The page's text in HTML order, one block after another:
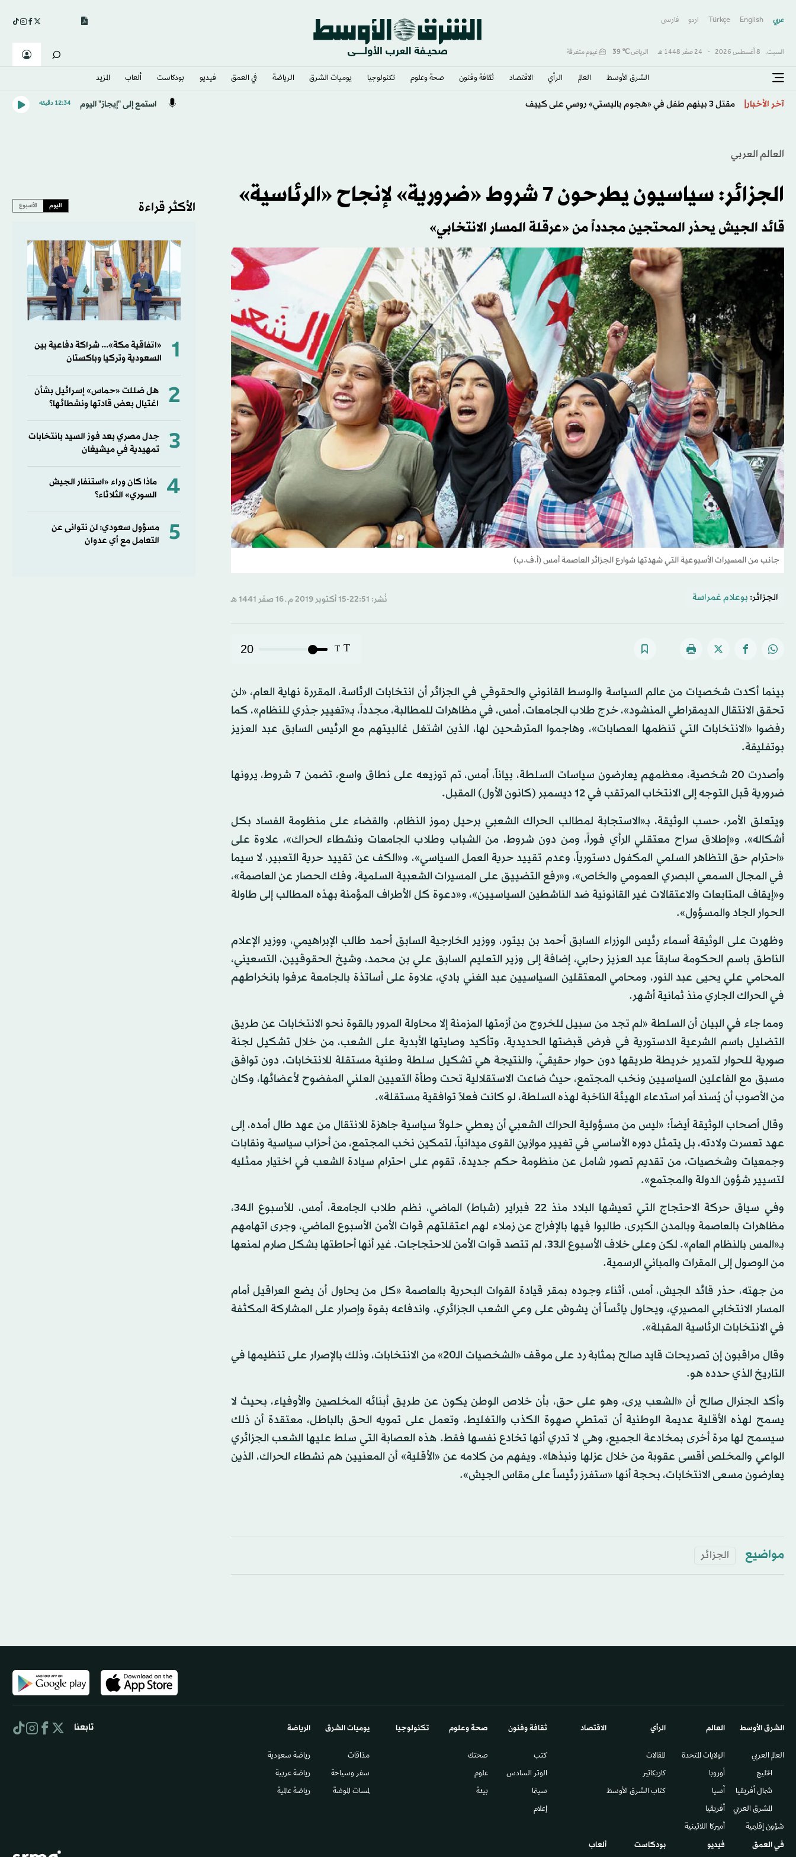
عربي English
Türkçe اردو فارسى
السبت, 8 أغسطس 2026 - 24 صفَر 1448 هـ الرياض℃
39 غيوم متفرقة
الشرق الأوسط​ العالم الرأي الاقتصاد ثقافة وفنون صحة وعلوم تكنولوجيا يوميات الشرق​ الرياضة في العمق فيديو بودكاست ألعاب المزيد
آخر الأخبار كولومبيا تتحول لليمين وتنصّب حليف ترمب «دي لا إسبرييا» رئيساً استمع إلى "إيجاز" اليوم 12:34 دقيقه
العالم العربي
الجزائر: سياسيون يطرحون 7 شروط «ضرورية» لإنجاح «الرئاسية»
قائد الجيش يحذر المحتجين مجدداً من «عرقلة المسار الانتخابي»
جانب من المسيرات الأسبوعية التي شهدتها شوارع الجزائر العاصمة أمس (أ.ف.ب)
الجزائر: بوعلام غمراسة نُشر: 22:51-15 أكتوبر 2019 م ـ 16 صفَر 1441 هـ
T
T
20
بينما أكدت شخصيات من عالم السياسة والوسط القانوني والحقوقي في الجزائر أن انتخابات الرئاسة، المقررة نهاية العام، «لن
تحقق الانتقال الديمقراطي المنشود»، خرج طلاب الجامعات، أمس، في مظاهرات للمطالبة، مجدداً، بـ«تغيير جذري للنظام»، كما
رفضوا «الانتخابات التي تنظمها العصابات»، وهاجموا المترشحين لها، الذين اشتغل غالبيتهم مع الرئيس السابق عبد العزيز
بوتفليقة.
وأصدرت 20 شخصية، معظمهم يعارضون سياسات السلطة، بياناً، أمس، تم توزيعه على نطاق واسع، تضمن 7 شروط، يرونها
ضرورية قبل التوجه إلى الانتخاب المرتقب في 12 ديسمبر (كانون الأول) المقبل.
ويتعلق الأمر، حسب الوثيقة، بـ«الاستجابة لمطالب الحراك الشعبي برحيل رموز النظام، والقضاء على منظومة الفساد بكل
أشكاله»، و«إطلاق سراح معتقلي الرأي فوراً، ومن دون شروط، من الشباب وطلاب الجامعات ونشطاء الحراك»، علاوة على
«احترام حق التظاهر السلمي المكفول دستورياً، وعدم تقييد حرية العمل السياسي»، و«الكف عن تقييد حرية التعبير، لا سيما
في المجال السمعي البصري العمومي والخاص»، و«رفع التضييق على المسيرات الشعبية السلمية، وفك الحصار عن العاصمة»،
و«إيقاف المتابعات والاعتقالات غير القانونية ضد الناشطين السياسيين»، و«دعوة كل الأطراف المؤمنة بهذه المطالب إلى طاولة
الحوار الجاد والمسؤول».
وظهرت على الوثيقة أسماء رئيس الوزراء السابق أحمد بن بيتور، ووزير الخارجية السابق أحمد طالب الإبراهيمي، ووزير الإعلام
الناطق باسم الحكومة سابقاً عبد العزيز رحابي، إضافة إلى وزير التعليم السابق علي بن محمد، وشيخ الحقوقيين، التسعيني،
المحامي علي يحيى عبد النور، ومحامي المعتقلين السياسيين عبد الغني بادي، علاوة على أساتذة بالجامعة عرفوا بانخراطهم
في الحراك الجاري منذ ثمانية أشهر.
ومما جاء في البيان أن السلطة «لم تجد من سبيل للخروج من أزمتها المزمنة إلا محاولة المرور بالقوة نحو الانتخابات عن طريق
التضليل باسم الشرعية الدستورية في فرض قبضتها الحديدية، وتأكيد وصايتها الأبدية على الشعب، من خلال تشكيل لجنة
صورية للحوار لتمرير خريطة طريقها دون حوار حقيقيّ، والنتيجة هي تشكيل سلطة وطنية مستقلة للانتخابات، دون توافق
مسبق مع الفاعلين السياسيين ونخب المجتمع، حيث ضاعت الاستقلالية تحت وطأة التعيين العلني المفضوح لأعضائها، وكان
من الأصوب أن يُسند أمر استدعاء الهيئة الناخبة لهذه السلطة، لو كانت فعلاً توافقية مستقلة».
وقال أصحاب الوثيقة أيضاً: «ليس من مسؤولية الحراك الشعبي أن يعطي حلولاً سياسية جاهزة للانتقال من عهد طال أمده، إلى
عهد تعسرت ولادته، بل يتمثل دوره الأساسي في تغيير موازين القوى ميدانياً، لتمكين نخب المجتمع، من أحزاب سياسية ونقابات
وجمعيات وشخصيات، من تقديم تصور شامل عن منظومة حكم جديدة، تقوم على احترام سيادة الشعب في اختيار ممثليه
لتسيير شؤون الدولة والمجتمع».
وفي سياق حركة الاحتجاج التي تعيشها البلاد منذ 22 فبراير (شباط) الماضي، نظم طلاب الجامعة، أمس، للأسبوع الـ34،
مظاهرات بالعاصمة وبالمدن الكبرى، طالبوا فيها بالإفراج عن زملاء لهم اعتقلتهم قوات الأمن الأسبوع الماضي، وجرى اتهامهم
بـ«المس بالنظام العام». لكن وعلى خلاف الأسبوع الـ33، لم تتصد قوات الأمن للاحتجاجات. غير أنها أحاطتها بشكل صارم لمنعها
من الوصول إلى المقرات والمباني الرسمية.
من جهته، حذر قائد الجيش، أمس، أثناء وجوده بمقر قيادة القوات البحرية بالعاصمة «كل من يحاول أن يضع العراقيل أمام
المسار الانتخابي المصيري، ويحاول يائساً أن يشوش على وعي الشعب الجزائري، واندفاعه بقوة وإصرار على المشاركة المكثفة
في الانتخابات الرئاسية المقبلة».
وقال مراقبون إن تصريحات قايد صالح بمثابة رد على موقف «الشخصيات الـ20» من الانتخابات، وذلك بالإصرار على تنظيمها في
التاريخ الذي حدده هو.
وأكد الجنرال صالح أن «الشعب يرى، وهو على حق، بأن خلاص الوطن يكون عن طريق أبنائه المخلصين والأوفياء، بحيث لا
يسمح لهذه الأقلية عديمة الوطنية أن تمتطي صهوة الكذب والتغليط، وتعمل على تمويه الحق بالباطل، معتقدة أن ذلك
سيسمح لها مرة أخرى بمخادعة الجميع، وهي لا تدري أنها تخادع نفسها فقط. هذه العصابة التي سلط عليها الشعب الجزائري
الواعي والمخلص أقسى عقوبة من خلال عزلها ونبذها». ويفهم من كلامه عن «الأقلية» أن المعنيين هم نشطاء الحراك، الذين
يعارضون مسعى الانتخابات، بحجة أنها «ستفرز رئيساً على مقاس الجيش».
مواضيع الجزائر
الأكثر قراءة اليوم الأسبوع
1
«اتفاقية مكة»... شراكة دفاعية بين
السعودية وتركيا وباكستان
2
هل ضللت «حماس» إسرائيل بشأن
اغتيال بعض قادتها ونشطائها؟
3
جدل مصري بعد فوز السيد بانتخابات
تمهيدية في ميشيغان
4
ماذا كان وراء «استنفار الجيش
السوري» الثلاثاء؟
5
مسؤول سعودي: لن نتوانى عن
التعامل مع أي عدوان
الشرق الأوسط​
العالم العربي
الخليج
شمال أفريقيا
المشرق العربي
شؤون إقليمية
العالم
الولايات المتحدة
أوروبا
آسيا
أفريقيا
أميركا اللاتينية
الرأي
المقالات
كاريكاتير
كتاب الشرق الأوسط
الاقتصاد ثقافة وفنون
كتب
الوتر السادس​
سينما
إعلام
صحة وعلوم
صحتك
علوم
بيئة
تكنولوجيا يوميات الشرق​
مذاقات
سفر وسياحة
لمسات الموضة
الرياضة
رياضة سعودية
رياضة عربية
رياضة عالمية
في العمق فيديو بودكاست ألعاب
تابعنا